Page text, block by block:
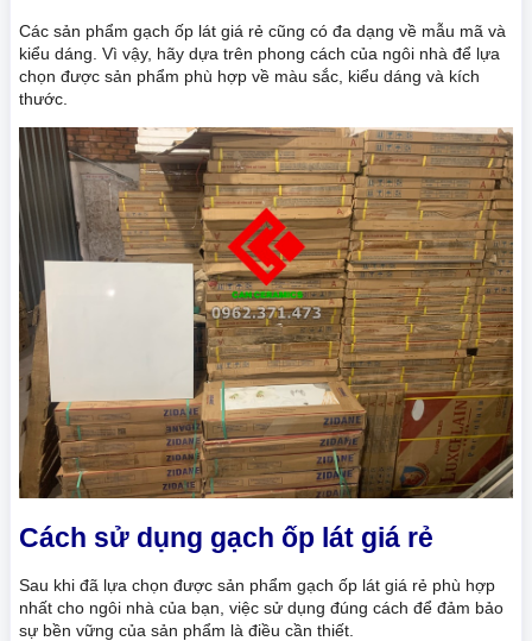
Các sản phẩm gạch ốp lát giá rẻ cũng có đa dạng về mẫu mã và
kiểu dáng. Vì vậy, hãy dựa trên phong cách của ngôi nhà để lựa
chọn được sản phẩm phù hợp về màu sắc, kiểu dáng và kích
thước.
Cách sử dụng gạch ốp lát giá rẻ
Sau khi đã lựa chọn được sản phẩm gạch ốp lát giá rẻ phù hợp
nhất cho ngôi nhà của bạn, việc sử dụng đúng cách để đảm bảo
sự bền vững của sản phẩm là điều cần thiết.